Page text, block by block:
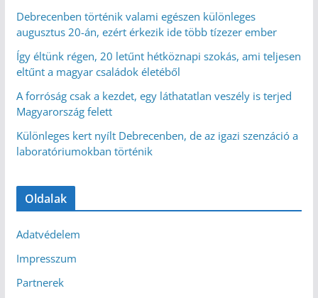
Debrecenben történik valami egészen különleges
augusztus 20-án, ezért érkezik ide több tízezer ember
Így éltünk régen, 20 letűnt hétköznapi szokás, ami teljesen
eltűnt a magyar családok életéből
A forróság csak a kezdet, egy láthatatlan veszély is terjed
Magyarország felett
Különleges kert nyílt Debrecenben, de az igazi szenzáció a
laboratóriumokban történik
Oldalak
Adatvédelem
Impresszum
Partnerek